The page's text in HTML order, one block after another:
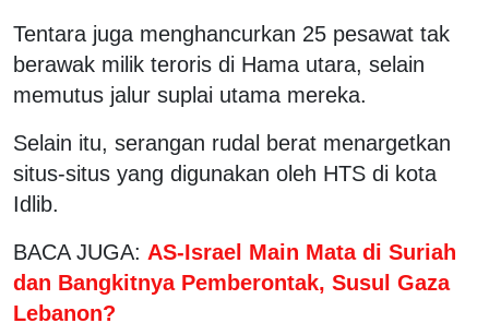
Tentara juga menghancurkan 25 pesawat tak
berawak milik teroris di Hama utara, selain
memutus jalur suplai utama mereka.
Selain itu, serangan rudal berat menargetkan
situs-situs yang digunakan oleh HTS di kota
Idlib.
BACA JUGA: AS-Israel Main Mata di Suriah
dan Bangkitnya Pemberontak, Susul Gaza
Lebanon?